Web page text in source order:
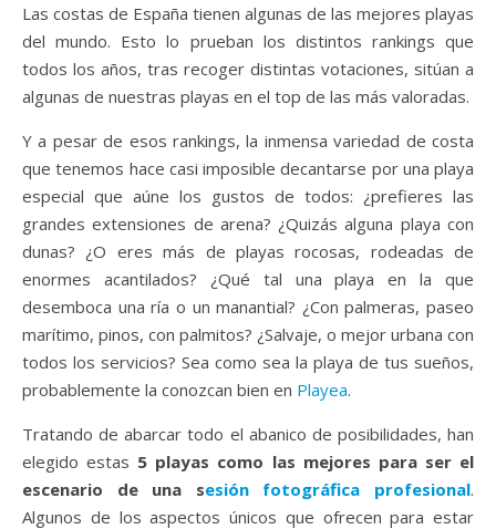
Las costas de España tienen algunas de las mejores playas
del mundo. Esto lo prueban los distintos rankings que
todos los años, tras recoger distintas votaciones, sitúan a
algunas de nuestras playas en el top de las más valoradas.
Y a pesar de esos rankings, la inmensa variedad de costa
que tenemos hace casi imposible decantarse por una playa
especial que aúne los gustos de todos: ¿prefieres las
grandes extensiones de arena? ¿Quizás alguna playa con
dunas? ¿O eres más de playas rocosas, rodeadas de
enormes acantilados? ¿Qué tal una playa en la que
desemboca una ría o un manantial? ¿Con palmeras, paseo
marítimo, pinos, con palmitos? ¿Salvaje, o mejor urbana con
todos los servicios? Sea como sea la playa de tus sueños,
probablemente la conozcan bien en Playea.
Tratando de abarcar todo el abanico de posibilidades, han
elegido estas 5 playas como las mejores para ser el
escenario de una sesión fotográfica profesional.
Algunos de los aspectos únicos que ofrecen para estar